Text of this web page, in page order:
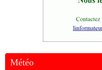
Météo